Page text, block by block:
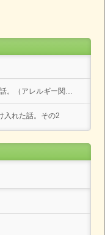
インスタが乗っ取られて消えてしまった話。（アレルギー関係なし）
入れた話。その2